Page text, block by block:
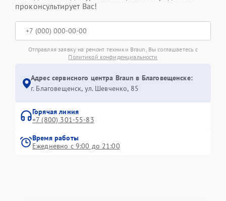
проконсультирует Вас!
Отправляя заявку на ремонт техники Braun, Вы соглашаетесь с
Политикой конфиденциальности
Адрес сервисного центра Braun в Благовещенске:
г. Благовещенск, ул. Шевченко, 85
Горячая линия
+7 (800) 301-55-83
Время работы
Ежедневно с 9:00 до 21:00